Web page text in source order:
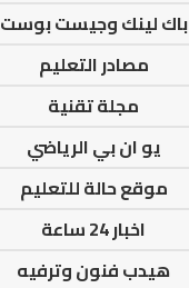
باك لينك وجيست بوست
مصادر التعليم
مجلة تقنية
يو ان بي الرياضي
موقع حالة للتعليم
اخبار 24 ساعة
هيدب فنون وترفيه